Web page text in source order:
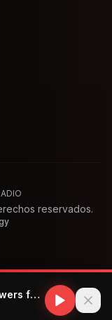
Nio Garcia, Anuel AA, Myke Towers feat. Brray, Juanka - La Jeepeta (Remix) (Remix)
reservados.